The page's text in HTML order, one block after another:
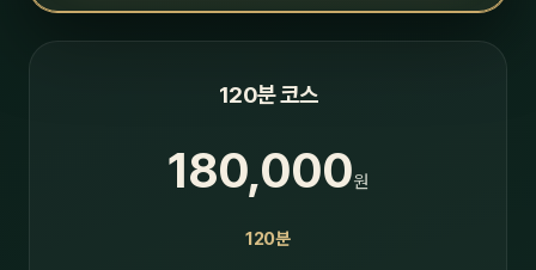
120분 코스
180,000원
120분